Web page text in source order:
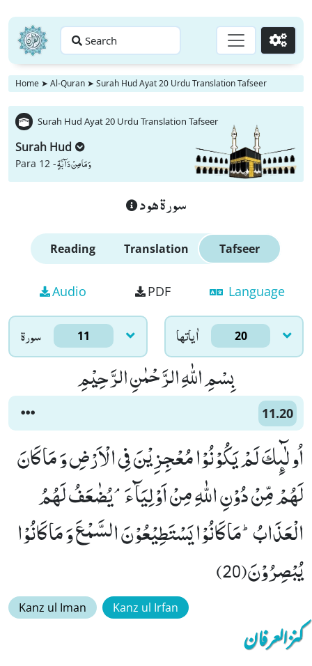
Search Go
Home ➤ Al-Quran ➤ Surah Hud Ayat 20 Urdu Translation Tafseer
Surah Hud Ayat 20 Urdu Translation Tafseer
Surah Hud
Para 12 -وَ مَا مِنْ دَآبَّةٍ
سورة هود
Reading Translation Tafseer
Audio PDF Language
سورۃ 11 اٰياتها 20
بِسْمِ اللّٰهِ الرَّحْمٰنِ الرَّحِیْمِ
11.20
اُولٰٓىٕكَ لَمْ یَكُوْنُوْا مُعْجِزِیْنَ فِی الْاَرْضِ وَ مَا كَانَ
لَهُمْ مِّنْ دُوْنِ اللّٰهِ مِنْ اَوْلِیَآءَۘ-یُضٰعَفُ لَهُمُ
الْعَذَابُؕ-مَا كَانُوْا یَسْتَطِیْعُوْنَ السَّمْعَ وَ مَا كَانُوْا
یُبْصِرُوْنَ(20)
Kanz ul Iman Kanz ul Irfan
کنزالعرفان